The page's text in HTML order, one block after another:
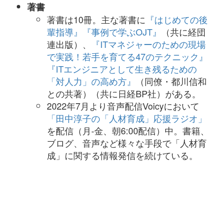
著書
著書は10冊。主な著書に 『はじめての後
輩指導』
『事例で学ぶOJT』
（共に経団
連出版）、
『ITマネジャーのための現場
で実践！若手を育てる47のテクニック』
『ITエンジニアとして生き残るための
「対人力」の高め方』
（同僚・都川信和
との共著）（共に日経BP社）がある。
2022年7月より音声配信Voicyにおいて
「田中淳子の「人材育成」応援ラジオ」
を配信（月-金、朝6:00配信）中。書籍、
ブログ、音声など様々な手段で「人材育
成」に関する情報発信を続けている。